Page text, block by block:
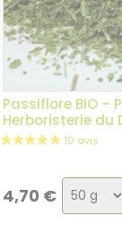
Passiflore BIO –
Herboristerie du
4,70 €
Choix
de